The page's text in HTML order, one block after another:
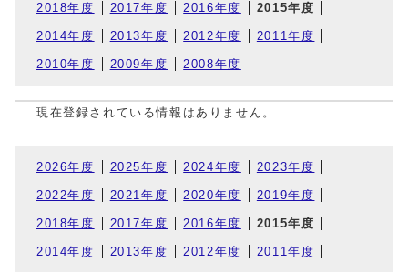
2018年度 2017年度 2016年度 2015年度
2014年度 2013年度 2012年度 2011年度
2010年度 2009年度 2008年度
現在登録されている情報はありません。
2026年度 2025年度 2024年度 2023年度
2022年度 2021年度 2020年度 2019年度
2018年度 2017年度 2016年度 2015年度
2014年度 2013年度 2012年度 2011年度